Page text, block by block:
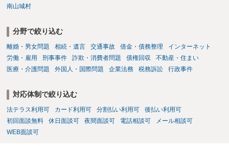
南山城村
分野で絞り込む
離婚・男女問題 相続・遺言 交通事故 借金・債務整理
インターネット
労働・雇用
刑事事件 詐欺・消費者問題 債権回収
不動産・住まい
医療・介護問題
外国人・国際問題 企業法務 税務訴訟 行政事件
対応体制で絞り込む
法テラス利用可 カード利用可 分割払い利用可
後払い利用可
初回面談無料
休日面談可 夜間面談可 電話相談可
メール相談可
WEB面談可